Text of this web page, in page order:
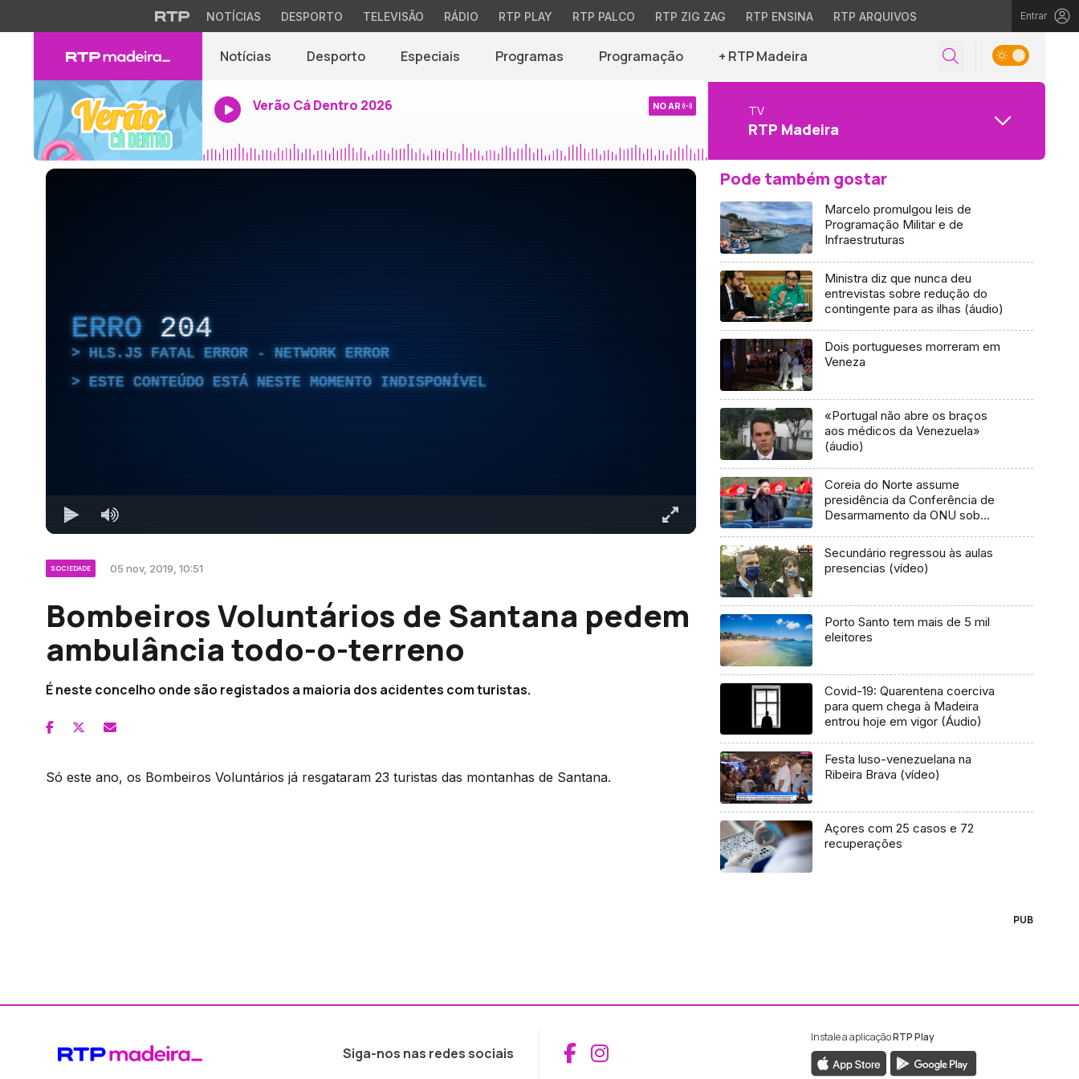
NOTÍCIAS DESPORTO TELEVISÃO RÁDIO RTP PLAY RTP PALCO RTP ZIG ZAG RTP ENSINA RTP ARQUIVOS Entrar
Notícias Desporto Especiais Programas Programação + RTP Madeira
Verão Cá Dentro 2026 NO AR TV
RTP Madeira
ERRO 204
HLS.JS FATAL ERROR - NETWORK ERROR
ESTE CONTEÚDO ESTÁ NESTE MOMENTO INDISPONÍVEL
SOCIEDADE 05 nov, 2019, 10:51
Bombeiros Voluntários de Santana pedem
ambulância todo-o-terreno
É neste concelho onde são registados a maioria dos acidentes com turistas.
Só este ano, os Bombeiros Voluntários já resgataram 23 turistas das montanhas de Santana.
Pode também gostar
Marcelo promulgou leis de
Programação Militar e de
Infraestruturas
Ministra diz que nunca deu
entrevistas sobre redução do
contingente para as ilhas (áudio)
Dois portugueses morreram em
Veneza
«Portugal não abre os braços
aos médicos da Venezuela»
(áudio)
Coreia do Norte assume
presidência da Conferência de
Desarmamento da ONU sob
Secundário regressou às aulas
presencias (vídeo)
Porto Santo tem mais de 5 mil
eleitores
Covid-19: Quarentena coerciva
para quem chega à Madeira
entrou hoje em vigor (Áudio)
Festa luso-venezuelana na
Ribeira Brava (vídeo)
Açores com 25 casos e 72
recuperações
PUB
Siga-nos nas redes sociais Aceder ao Facebook da RTP Madeira
Aceder ao Instagram da RTP Madeira
Instale a aplicaçãoRTP Play